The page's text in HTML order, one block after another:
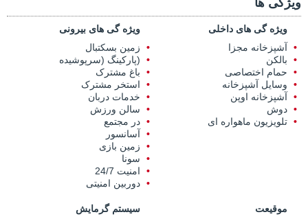
ویژگی ها
ویژه گی های داخلی
آشپزخانه مجزا
بالکن
حمام اختصاصی
وسایل آشپزخانه
آشپزخانه اوپن
دوش
تلویزیون ماهواره ای
ویژه گی های بیرونی
زمین بسکتبال
(پارکینگ (سرپوشیده
باغ مشترک
استخر مشترک
خدمات دربان
سالن ورزش
در مجتمع
آسانسور
زمین بازی
سونا
امنیت 24/7
دوربین امنیتی
موقیعت
سیستم گرمایش